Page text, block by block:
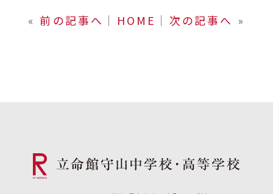
« 前の記事へ │ HOME │ 次の記事へ »